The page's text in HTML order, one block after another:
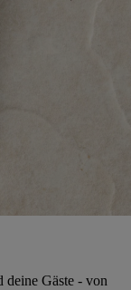
deine Gäste - von